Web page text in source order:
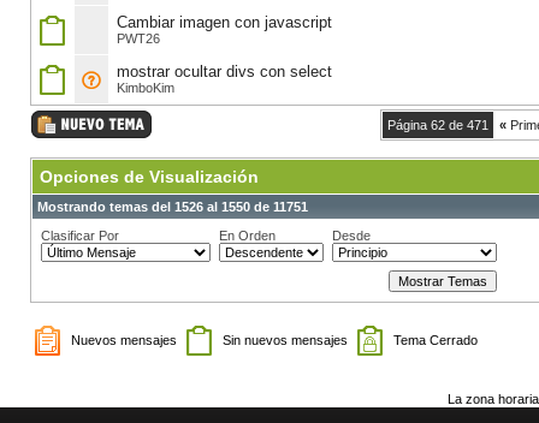
Cambiar imagen con javascript
PWT26
mostrar ocultar divs con select
KimboKim
Página 62 de 471 «
Opciones de Visualización
Mostrando temas del 1526 al 1550 de 11751
Clasificar Por
En Orden Desde
Nuevos mensajes Sin nuevos mensajes Tema Cerrado
La zona